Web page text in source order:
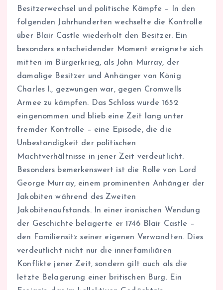
Besitzerwechsel und politische Kämpfe – In den
folgenden Jahrhunderten wechselte die Kontrolle
über Blair Castle wiederholt den Besitzer. Ein
besonders entscheidender Moment ereignete sich
mitten im Bürgerkrieg, als John Murray, der
damalige Besitzer und Anhänger von König
Charles I., gezwungen war, gegen Cromwells
Armee zu kämpfen. Das Schloss wurde 1652
eingenommen und blieb eine Zeit lang unter
fremder Kontrolle – eine Episode, die die
Unbeständigkeit der politischen
Machtverhältnisse in jener Zeit verdeutlicht.
Besonders bemerkenswert ist die Rolle von Lord
George Murray, einem prominenten Anhänger der
Jakobiten während des Zweiten
Jakobitenaufstands. In einer ironischen Wendung
der Geschichte belagerte er 1746 Blair Castle –
den Familiensitz seiner eigenen Verwandten. Dies
verdeutlicht nicht nur die innerfamiliären
Konflikte jener Zeit, sondern gilt auch als die
letzte Belagerung einer britischen Burg. Ein